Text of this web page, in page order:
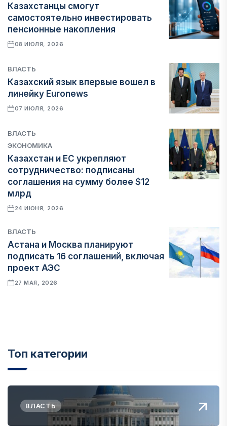
Казахстанцы смогут
самостоятельно инвестировать
пенсионные накопления
08 ИЮЛЯ, 2026
ВЛАСТЬ
Казахский язык впервые вошел в
линейку Euronews
07 ИЮЛЯ, 2026
ВЛАСТЬ
ЭКОНОМИКА
Казахстан и ЕС укрепляют
сотрудничество: подписаны
соглашения на сумму более $12
млрд
24 ИЮНЯ, 2026
ВЛАСТЬ
Астана и Москва планируют
подписать 16 соглашений, включая
проект АЭС
27 МАЯ, 2026
Топ категории
ВЛАСТЬ